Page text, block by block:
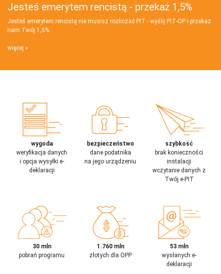
Jesteś emerytem rencistą - przekaż 1,5%
Jesteś emerytem rencistą nie musisz rozliczać PIT - wyślij PIT‑OP i przekaż
nam Twój 1,5%
więcej
wygoda
weryfikacja danych
i opcja wysyłki e-
deklaracji
bezpieczeństwo
dane podatnika
na jego urządzeniu
szybkość
brak konieczności
instalacji
wczytanie danych z
Twój e-PIT
30 mln
pobrań programu
1.760 mln
złotych dla OPP
53 mln
wysłanych e-
deklaracji